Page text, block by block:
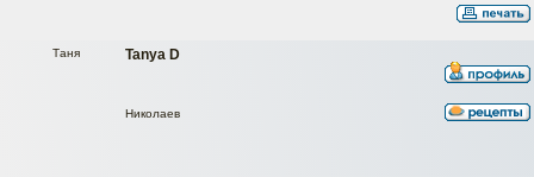
Tanya D
Таня
Николаев